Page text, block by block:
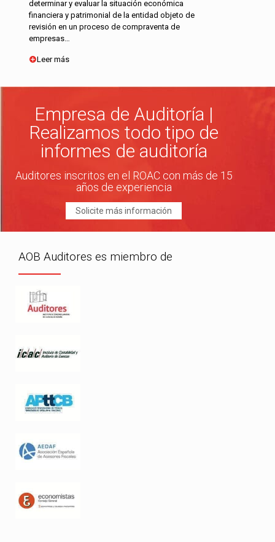
determinar y evaluar la situación económica
financiera y patrimonial de la entidad objeto de
revisión en un proceso de compraventa de
empresas…
Leer más
Empresa de Auditoría |
Realizamos todo tipo de
informes de auditoría
Auditores inscritos en el ROAC con más de 15
años de experiencia
Solicite más información
AOB Auditores es miembro de